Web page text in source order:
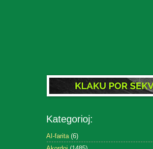
Kategorioj:
AI-farita (6)